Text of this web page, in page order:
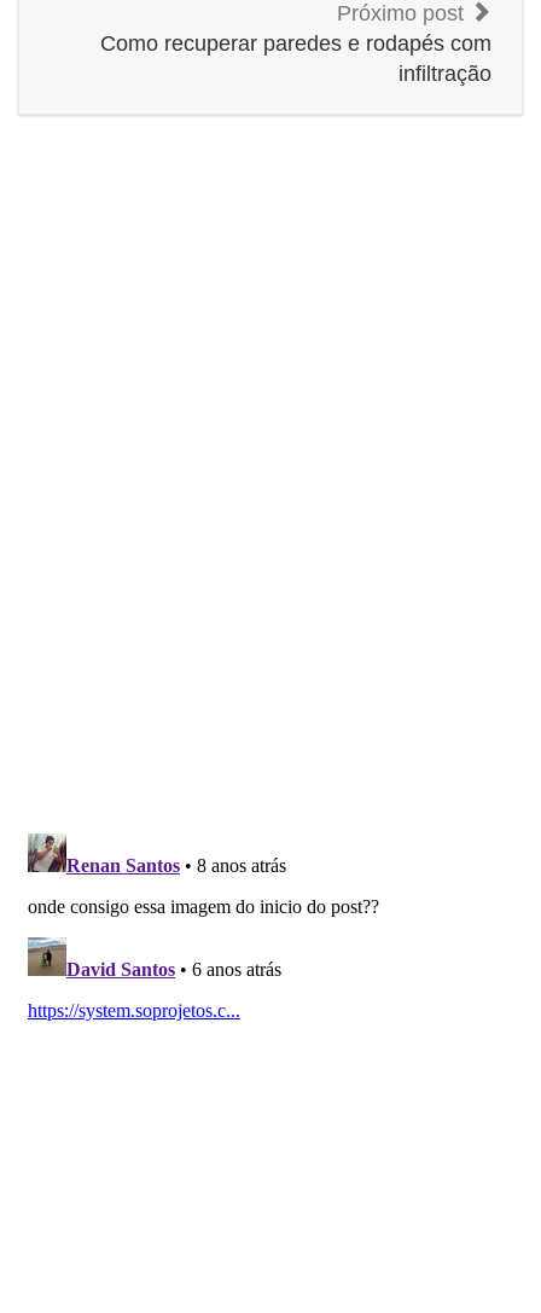
Próximo post
Como recuperar paredes e rodapés com
infiltração